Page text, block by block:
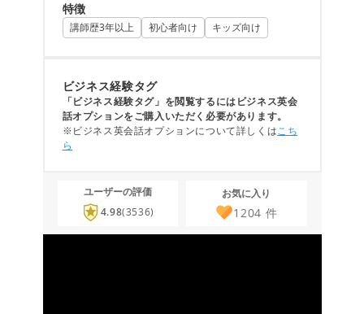
特徴
講師歴3年以上 初心者向け キッズ向け
ビジネス経験タグ
「ビジネス経験タグ」を閲覧するにはビジネス英会
話オプションをご購入いただく必要があります。
※ビジネス英会話オプションについて詳しくはこち
ら
ユーザーの評価
4.98(3536)
お気に入り
1204 件